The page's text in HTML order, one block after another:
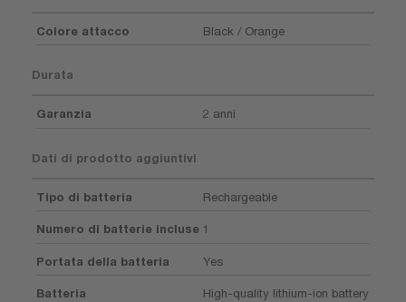
Colore attacco Black / Orange
Durata
Garanzia 2 anni
Dati di prodotto aggiuntivi
Tipo di batteria Rechargeable
Numero di batterie incluse 1
Portata della batteria Yes
Batteria High-quality lithium-ion battery